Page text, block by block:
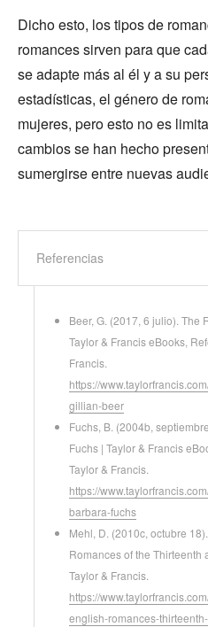
Dicho esto, los tipos de
romances sirven para que
se adapte más al él y a su
estadísticas, el género de
mujeres, pero esto no es
cambios se han hecho
sumergirse entre nuevas
Referencias
Beer, G. (2017, 6 julio). The
Taylor & Francis eBooks,
Francis.
https://
gillian-beer
Fuchs, B. (2004b,
Fuchs | Taylor & Francis
Taylor & Francis.
https://
barbara-fuchs
Mehl, D. (2010c, octubre
Romances of the Thirteenth
Taylor & Francis.
https://
english-romances-